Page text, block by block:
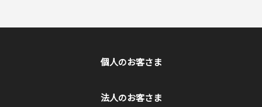
個人のお客さま
法人のお客さま